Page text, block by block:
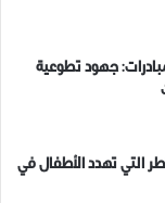
جهود تطوعية
التي تهدد الأطفال في